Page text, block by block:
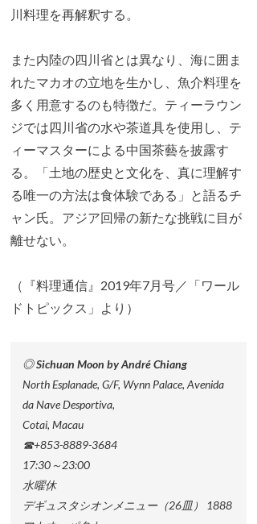
川料理を再解釈する。
また内陸の四川省とは異なり、海に囲ま
れたマカオの立地を生かし、魚介料理を
多く用意するのも特徴だ。ティーラウン
ジでは四川省の水や茶道具を使用し、テ
ィーマスターによる中国茶藝を披露す
る。「土地の歴史と文化を、真に理解す
る唯一の方法は食体験である」と語るチ
ャン氏。アジア回帰の新たな挑戦に目が
離せない。
（『料理通信』2019年7月号／「ワール
ドトピックス」より）
◎ Sichuan Moon by André Chiang
North Esplanade, G/F, Wynn Palace, Avenida
da Nave Desportiva,
Cotai, Macau
☎+853-8889-3684
17:30～23:00
水曜休
デギュスタシオンメニュー（26皿） 1888